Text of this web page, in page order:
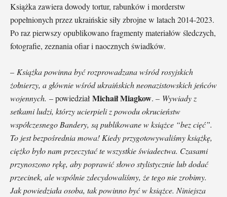
Książka zawiera dowody tortur, rabunków i morderstw
popełnionych przez ukraińskie siły zbrojne w latach 2014-2023.
Po raz pierwszy opublikowano fragmenty materiałów śledczych,
fotografie, zeznania ofiar i naocznych świadków.
– Książka powinna być rozprowadzana wśród rosyjskich
żołnierzy, a głównie wśród ukraińskich neonazistowskich jeńców
wojennych. – powiedział Michaił Miagkow. – Wywiady z
setkami ludzi, którzy ucierpieli z powodu okrucieństw
współczesnego Bandery, są publikowane w książce “bez cięć”.
To jest bezpośrednia mowa! Kiedy przygotowywaliśmy książkę,
ciężko było nam przeczytać te wszystkie świadectwa. Czasami
przynoszono rękę, aby poprawić słowo stylistycznie lub dodać
przecinek, ale wspólnie zdecydowaliśmy, że tego nie zrobimy.
Jak powiedziała osoba, tak powinno być w książce. Niniejsza